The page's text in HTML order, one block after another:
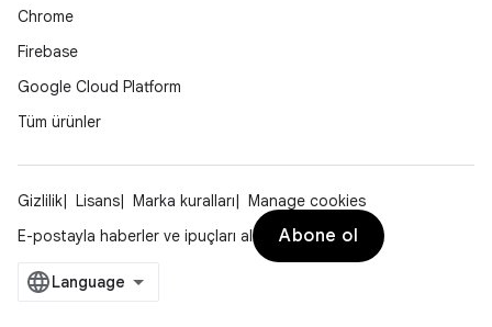
Chrome
Firebase
Google Cloud Platform
Tüm ürünler
Gizlilik Lisans Marka kuralları
Manage cookies
E-postayla haberler ve ipuçları al
Abone ol